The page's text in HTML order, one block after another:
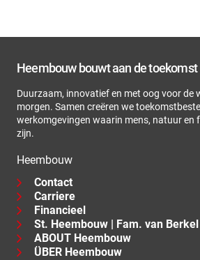
Heembouw bouwt aan de toekomst
Duurzaam, innovatief en met oog voor de
morgen. Samen creëren we
werkomgevingen waarin mens, natuur en
zijn.
Heembouw
Contact
Carriere
Financieel
St. Heembouw | Fam. van Berkel
ABOUT Heembouw
ÜBER Heembouw